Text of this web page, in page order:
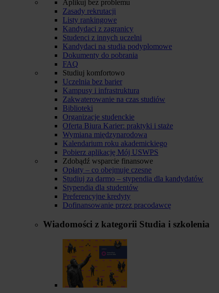
Aplikuj bez problemu
Zasady rekrutacji
Listy rankingowe
Kandydaci z zagranicy
Studenci z innych uczelni
Kandydaci na studia podyplomowe
Dokumenty do pobrania
FAQ
Studiuj komfortowo
Uczelnia bez barier
Kampusy i infrastruktura
Zakwaterowanie na czas studiów
Biblioteki
Organizacje studenckie
Oferta Biura Karier: praktyki i staże
Wymiana międzynarodowa
Kalendarium roku akademickiego
Pobierz aplikację Mój USWPS
Zdobądź wsparcie finansowe
Opłaty – co obejmuje czesne
Studiuj za darmo – stypendia dla kandydatów
Stypendia dla studentów
Preferencyjne kredyty
Dofinansowanie przez pracodawcę
Wiadomości z kategorii Studia i szkolenia